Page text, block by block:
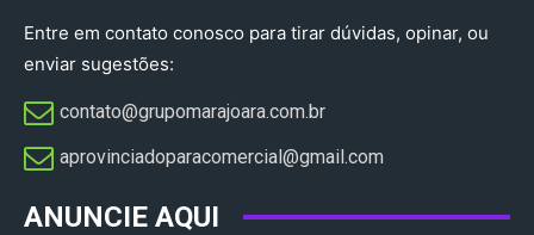
Entre em contato conosco para tirar dúvidas, opinar, ou
enviar sugestões:
contato@grupomarajoara.com.br
aprovinciadoparacomercial@gmail.com​
ANUNCIE AQUI